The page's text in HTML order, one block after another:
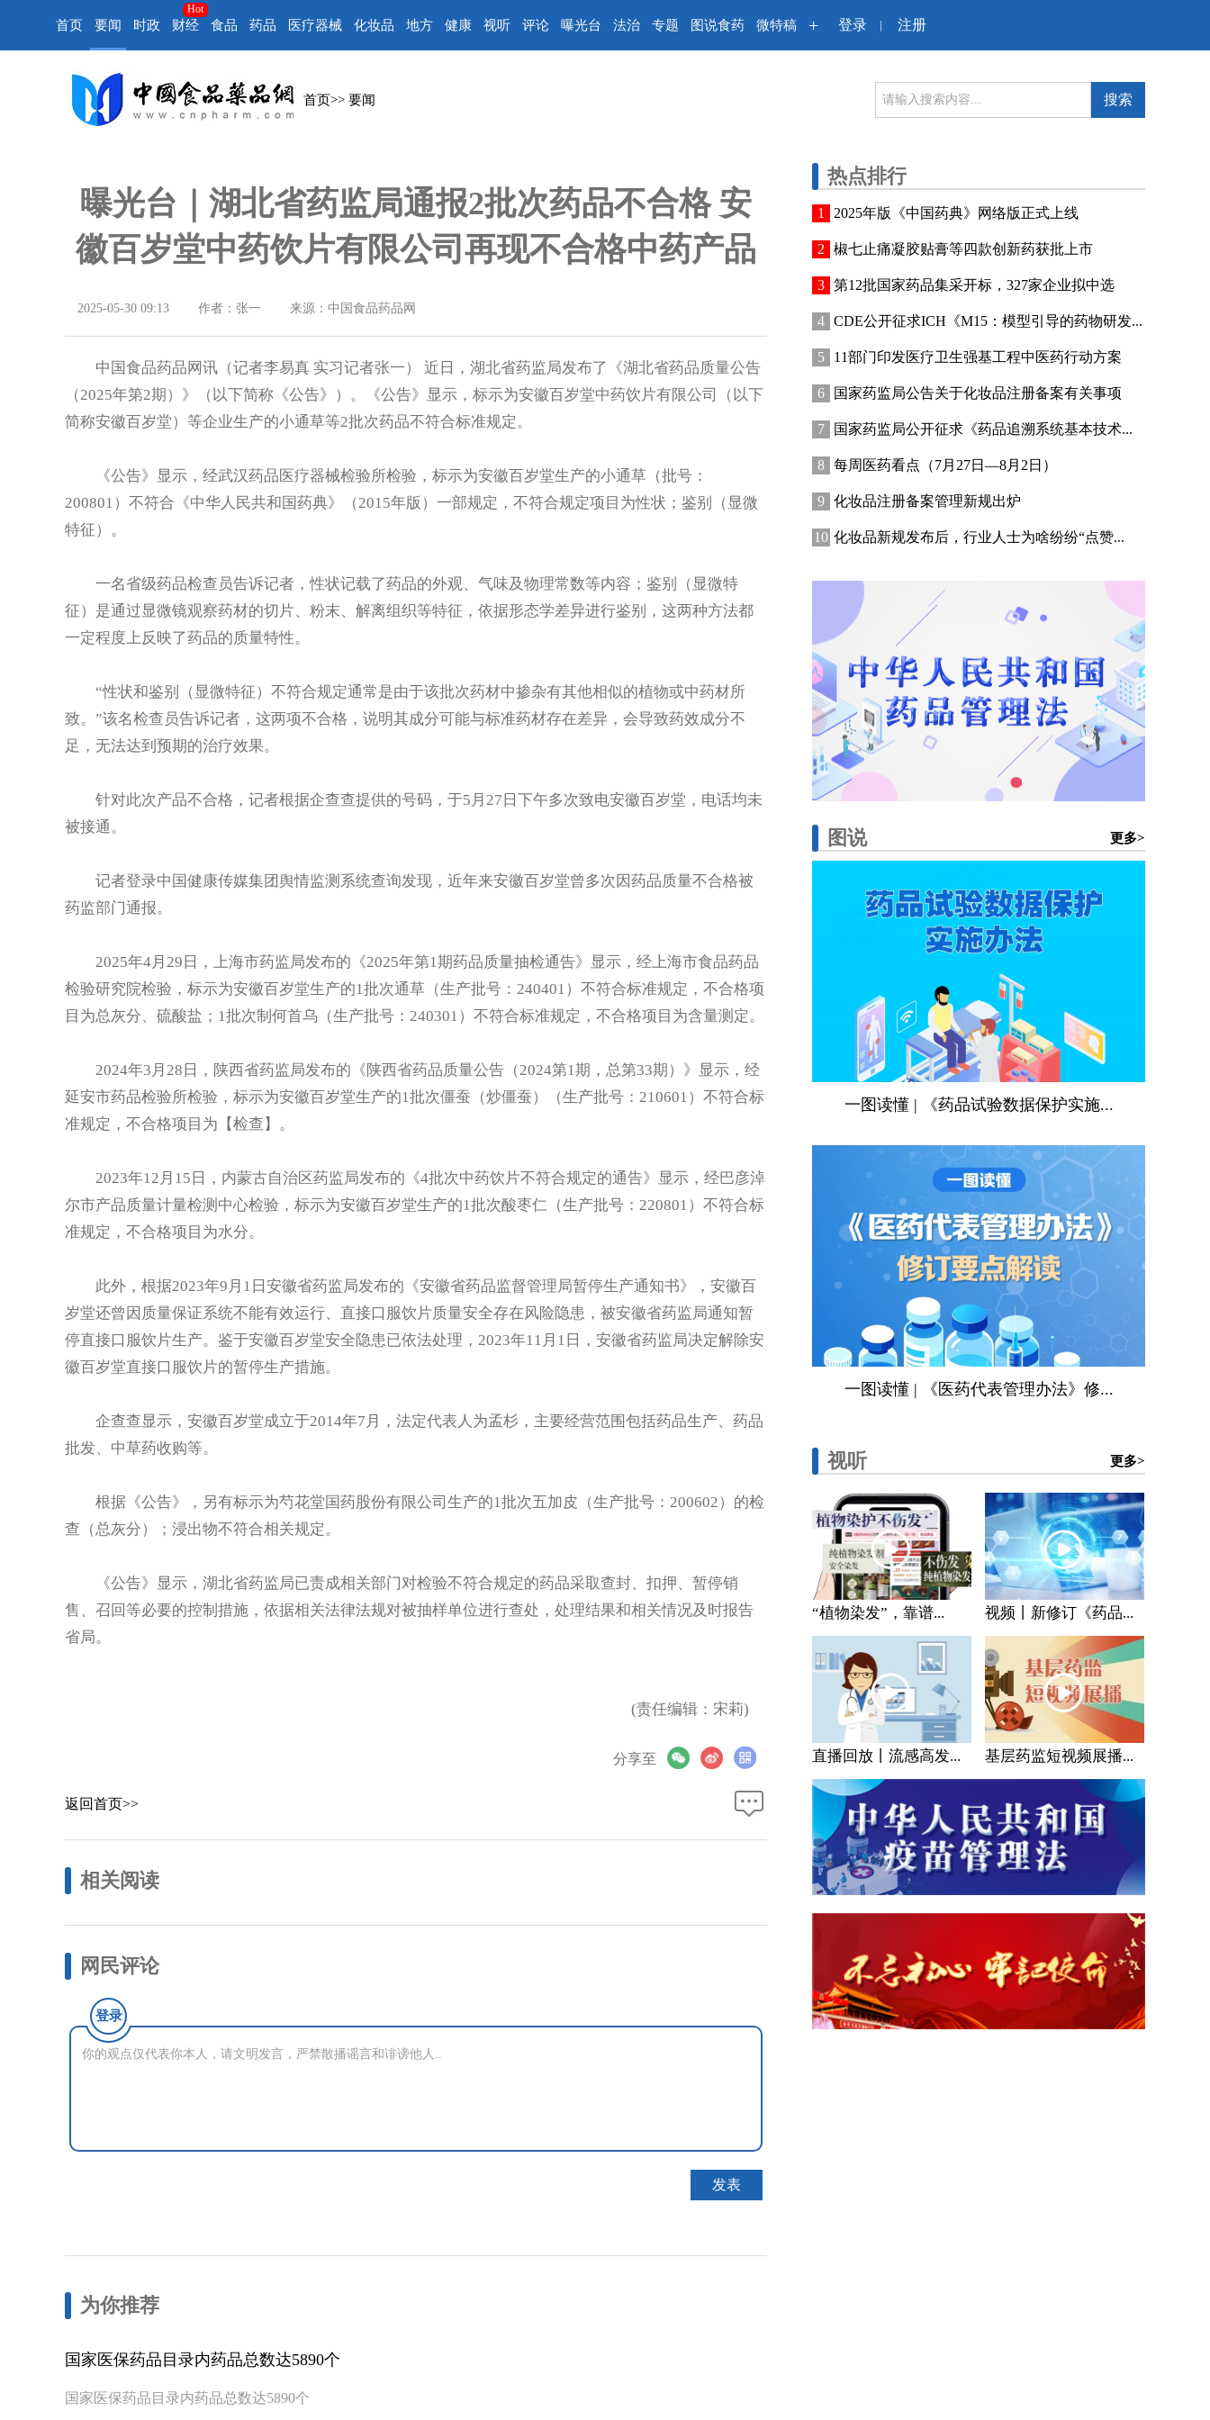
首页 要闻 时政 财经
Hot
食品 药品 医疗器械 化妆品 地方 健康 视听 评论 曝光台 法治 专题 图说食药 微特稿 + 登录 | 注册
首页>> 要闻 搜索
曝光台｜湖北省药监局通报2批次药品不合格 安
徽百岁堂中药饮片有限公司再现不合格中药产品
2025-05-30 09:13 作者：张一 来源：中国食品药品网
中国食品药品网讯（记者李易真 实习记者张一） 近日，湖北省药监局发布了《湖北省药品质量公告
（2025年第2期）》（以下简称《公告》）。《公告》显示，标示为安徽百岁堂中药饮片有限公司（以下
简称安徽百岁堂）等企业生产的小通草等2批次药品不符合标准规定。
《公告》显示，经武汉药品医疗器械检验所检验，标示为安徽百岁堂生产的小通草（批号：
200801）不符合《中华人民共和国药典》（2015年版）一部规定，不符合规定项目为性状；鉴别（显微
特征）。
一名省级药品检查员告诉记者，性状记载了药品的外观、气味及物理常数等内容；鉴别（显微特
征）是通过显微镜观察药材的切片、粉末、解离组织等特征，依据形态学差异进行鉴别，这两种方法都
一定程度上反映了药品的质量特性。
“性状和鉴别（显微特征）不符合规定通常是由于该批次药材中掺杂有其他相似的植物或中药材所
致。”该名检查员告诉记者，这两项不合格，说明其成分可能与标准药材存在差异，会导致药效成分不
足，无法达到预期的治疗效果。
针对此次产品不合格，记者根据企查查提供的号码，于5月27日下午多次致电安徽百岁堂，电话均未
被接通。
记者登录中国健康传媒集团舆情监测系统查询发现，近年来安徽百岁堂曾多次因药品质量不合格被
药监部门通报。
2025年4月29日，上海市药监局发布的《2025年第1期药品质量抽检通告》显示，经上海市食品药品
检验研究院检验，标示为安徽百岁堂生产的1批次通草（生产批号：240401）不符合标准规定，不合格项
目为总灰分、硫酸盐；1批次制何首乌（生产批号：240301）不符合标准规定，不合格项目为含量测定。
2024年3月28日，陕西省药监局发布的《陕西省药品质量公告（2024第1期，总第33期）》显示，经
延安市药品检验所检验，标示为安徽百岁堂生产的1批次僵蚕（炒僵蚕）（生产批号：210601）不符合标
准规定，不合格项目为【检查】。
2023年12月15日，内蒙古自治区药监局发布的《4批次中药饮片不符合规定的通告》显示，经巴彦淖
尔市产品质量计量检测中心检验，标示为安徽百岁堂生产的1批次酸枣仁（生产批号：220801）不符合标
准规定，不合格项目为水分。
此外，根据2023年9月1日安徽省药监局发布的《安徽省药品监督管理局暂停生产通知书》，安徽百
岁堂还曾因质量保证系统不能有效运行、直接口服饮片质量安全存在风险隐患，被安徽省药监局通知暂
停直接口服饮片生产。鉴于安徽百岁堂安全隐患已依法处理，2023年11月1日，安徽省药监局决定解除安
徽百岁堂直接口服饮片的暂停生产措施。
企查查显示，安徽百岁堂成立于2014年7月，法定代表人为孟杉，主要经营范围包括药品生产、药品
批发、中草药收购等。
根据《公告》，另有标示为芍花堂国药股份有限公司生产的1批次五加皮（生产批号：200602）的检
查（总灰分）；浸出物不符合相关规定。
《公告》显示，湖北省药监局已责成相关部门对检验不符合规定的药品采取查封、扣押、暂停销
售、召回等必要的控制措施，依据相关法律法规对被抽样单位进行查处，处理结果和相关情况及时报告
省局。
(责任编辑：宋莉)
分享至
返回首页>>
相关阅读
网民评论
登录
为你推荐
国家医保药品目录内药品总数达5890个
国家医保药品目录内药品总数达5890个
热点排行
2025年版《中国药典》网络版正式上线
椒七止痛凝胶贴膏等四款创新药获批上市
第12批国家药品集采开标，327家企业拟中选
CDE公开征求ICH《M15：模型引导的药物研发...
11部门印发医疗卫生强基工程中医药行动方案
国家药监局公告关于化妆品注册备案有关事项
国家药监局公开征求《药品追溯系统基本技术...
每周医药看点（7月27日—8月2日）
化妆品注册备案管理新规出炉
化妆品新规发布后，行业人士为啥纷纷“点赞...
图说 更多>
一图读懂 | 《药品试验数据保护实施...
一图读懂 | 《医药代表管理办法》修...
视听 更多>
“植物染发”，靠谱... 视频丨新修订《药品...
直播回放丨流感高发... 基层药监短视频展播...